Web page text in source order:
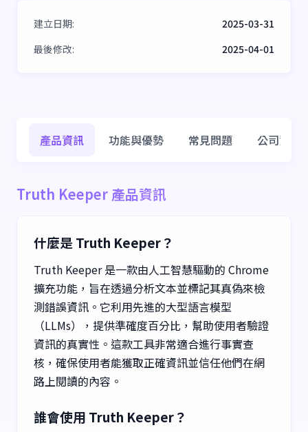
建立日期:
2025-03-31
最後修改: 2025-04-01
產品資訊 功能與優勢 常見問題 公司資訊
Truth Keeper 產品資訊
什麼是 Truth Keeper？
Truth Keeper 是一款由人工智慧驅動的 Chrome
擴充功能，旨在透過分析文本並標記其真偽來檢
測錯誤資訊。它利用先進的大型語言模型
（LLMs），提供準確度百分比，幫助使用者驗證
資訊的真實性。這款工具非常適合進行事實查
核，確保使用者能獲取正確資訊並信任他們在網
路上閱讀的內容。
誰會使用 Truth Keeper？